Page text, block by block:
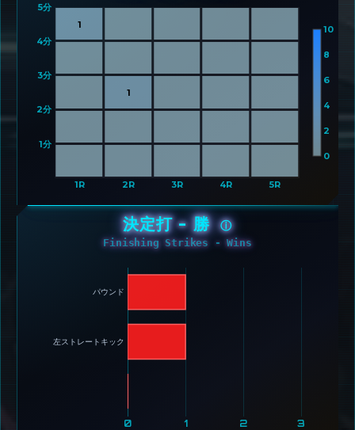
1
1
1R 2R 3R 4R 5R
1分
2分
3分
4分
5分
0
2
4
6
8
10
決定打 - 勝 ⓘ
Finishing Strikes - Wins
0 1 2 3
左ストレートキック
パウンド